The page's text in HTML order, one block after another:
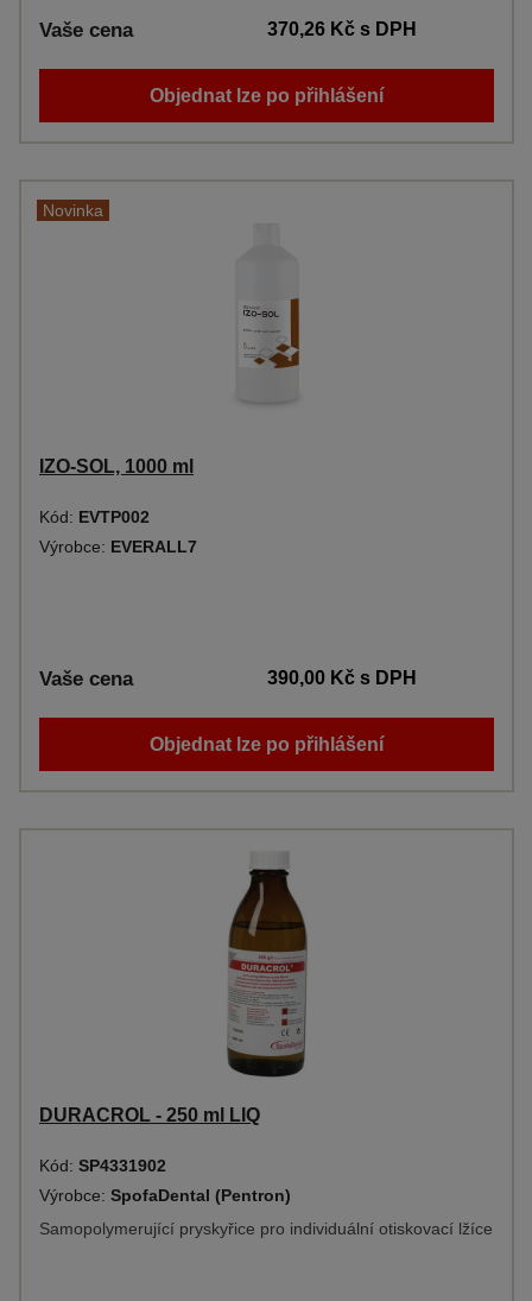
Vaše cena 370,26 Kčs DPH
Objednat lze po přihlášení
Novinka
IZO-SOL, 1000 ml
Kód: EVTP002
Výrobce: EVERALL7
Vaše cena 390,00 Kčs DPH
Objednat lze po přihlášení
DURACROL - 250 ml LIQ
Kód: SP4331902
Výrobce: SpofaDental (Pentron)
Samopolymerující pryskyřice pro individuální otiskovací lžíce